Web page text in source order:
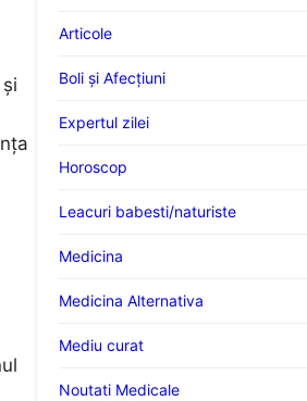
Articole
Boli și Afecțiuni
Expertul zilei
Horoscop
Leacuri babesti/naturiste
Medicina
Medicina Alternativa
Mediu curat
Noutati Medicale